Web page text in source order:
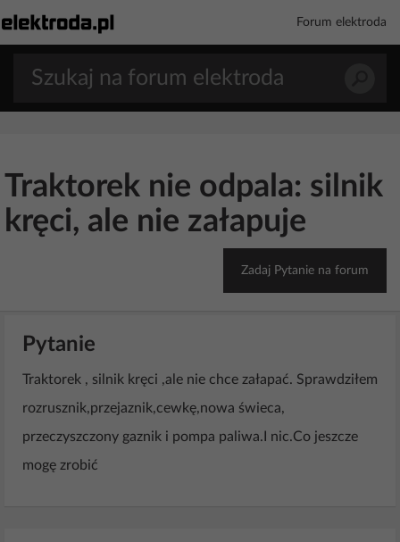
Forum elektroda
Traktorek nie odpala: silnik
kręci, ale nie załapuje
Zadaj Pytanie na forum
Pytanie
Traktorek , silnik kręci ,ale nie chce załapać. Sprawdziłem
rozrusznik,przejaznik,cewkę,nowa świeca,
przeczyszczony gaznik i pompa paliwa.I nic.Co jeszcze
mogę zrobić